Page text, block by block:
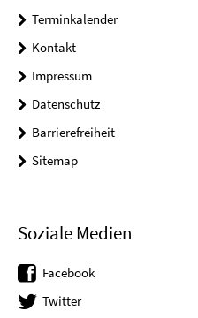
Terminkalender
Kontakt
Impressum
Datenschutz
Barrierefreiheit
Sitemap
Soziale Medien
Facebook
Twitter